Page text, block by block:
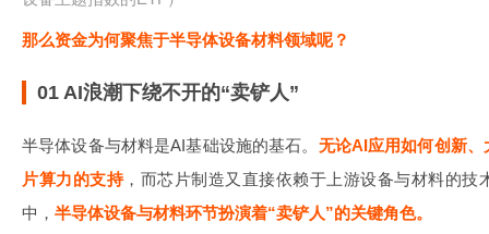
那么资金为何聚焦于半导体设备材料领域呢？
01 AI浪潮下绕不开的“卖铲人”
半导体设备与材料是AI基础设施的基石。 无论AI应用如何创新
片算力的支持，而芯片制造又直接依赖于上游设备与材料的技
中， 半导体设备与材料环节扮演着“卖铲人”的关键角色。